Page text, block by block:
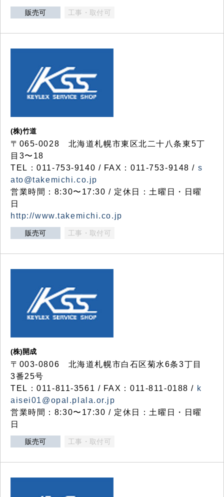
販売可 工事・取付可
(株)竹道
〒065-0028 北海道札幌市東区北二十八条東5丁
目3〜18
TEL：011-753-9140 / FAX：011-753-9148 / s
ato@takemichi.co.jp
営業時間：8:30〜17:30 / 定休日：土曜日・日曜
日
http://www.takemichi.co.jp
販売可 工事・取付可
(株)開成
〒003-0806 北海道札幌市白石区菊水6条3丁目
3番25号
TEL：011-811-3561 / FAX：011-811-0188 / k
aisei01@opal.plala.or.jp
営業時間：8:30〜17:30 / 定休日：土曜日・日曜
日
販売可 工事・取付可